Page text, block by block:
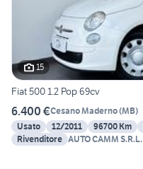
15
Fiat 500 1.2 Pop 69cv
6.400 €Cesano Maderno(MB)
Usato
12/2011 96700 Km
Rivenditore AUTO CAMM S.R.L.